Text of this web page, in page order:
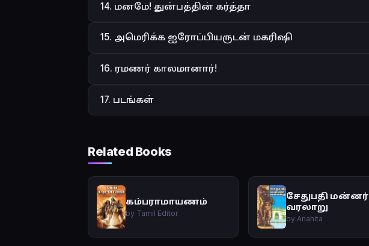
14. மனமே! துன்பத்தின் கர்த்தா
15. அமெரிக்க ஐரோப்பியருடன் மகரிஷி
16. ரமணர் காலமானார்!
17. படங்கள்
Related Books
கம்பராமாயணம்
by Tamil Editor
சேதுபதி மன்னர்
வரலாறு
by Anahita